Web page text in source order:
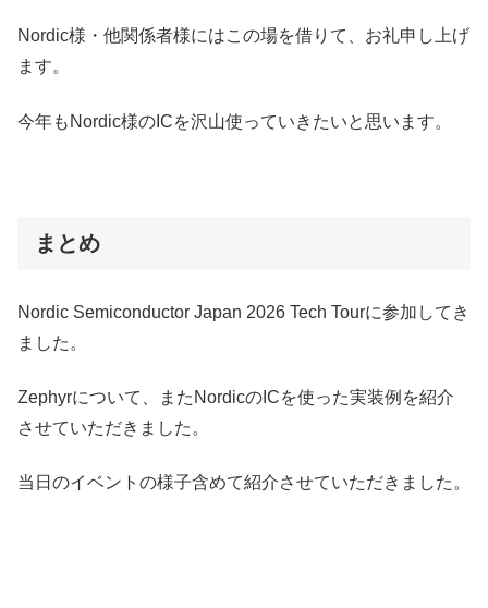
Nordic様・他関係者様にはこの場を借りて、お礼申し上げ
ます。
今年もNordic様のICを沢山使っていきたいと思います。
まとめ
Nordic Semiconductor Japan 2026 Tech Tourに参加してき
ました。
Zephyrについて、またNordicのICを使った実装例を紹介
させていただきました。
当日のイベントの様子含めて紹介させていただきました。